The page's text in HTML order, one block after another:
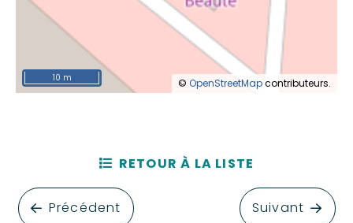
© OpenStreetMapcontributeurs.
10 m
Précédent
RETOUR À LA LISTE
Suivant